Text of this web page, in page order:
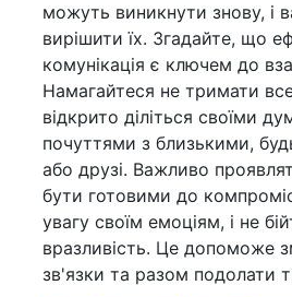
можуть виникнути знову, і
вирішити їх. Згадайте, що
комунікація є ключем до
Намагайтеся не тримати
відкрито діліться своїми
почуттями з близькими,
або друзі. Важливо
бути готовими до
увагу своїм емоціям, і не
вразливість. Це допоможе
зв'язки та разом подолати